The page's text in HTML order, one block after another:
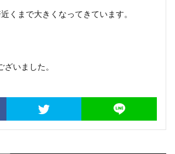
くまで大きくなってきています。
いました。